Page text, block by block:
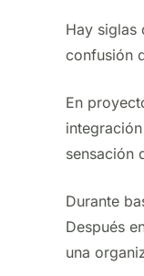
Hay siglas
confusión
En
sensación
Durante
Después
una